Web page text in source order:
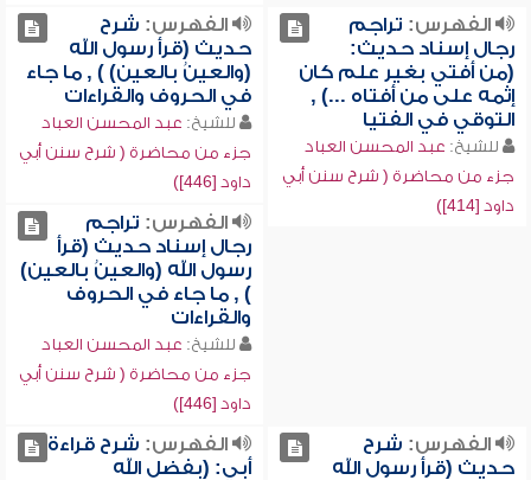
الفهرس: تراجم
رجال إسناد حديث:
(من أفتي بغير علم كان
إثمه على من أفتاه ...) ,
التوقي في الفتيا
للشيخ: عبد المحسن العباد
جزء من محاضرة ( شرح سنن أبي
داود [414])
الفهرس: شرح
حديث (قرأ رسول الله
(والعينُ بالعين) ) , ما جاء
في الحروف والقراءات
للشيخ: عبد المحسن العباد
جزء من محاضرة ( شرح سنن أبي
داود [446])
الفهرس: تراجم
رجال إسناد حديث (قرأ
رسول الله (والعينُ بالعين)
) , ما جاء في الحروف
والقراءات
للشيخ: عبد المحسن العباد
جزء من محاضرة ( شرح سنن أبي
داود [446])
الفهرس: شرح
حديث (قرأ رسول الله
الفهرس: شرح قراءة
أبي: (بفضل الله